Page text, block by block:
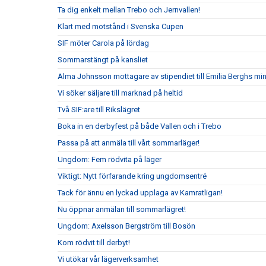
Ta dig enkelt mellan Trebo och Jernvallen!
Klart med motstånd i Svenska Cupen
SIF möter Carola på lördag
Sommarstängt på kansliet
Alma Johnsson mottagare av stipendiet till Emilia Berghs
Vi söker säljare till marknad på heltid
Två SIF:are till Rikslägret
Boka in en derbyfest på både Vallen och i Trebo
Passa på att anmäla till vårt sommarläger!
Ungdom: Fem rödvita på läger
Viktigt: Nytt förfarande kring ungdomsentré
Tack för ännu en lyckad upplaga av Kamratligan!
Nu öppnar anmälan till sommarlägret!
Ungdom: Axelsson Bergström till Bosön
Kom rödvit till derbyt!
Vi utökar vår lägerverksamhet